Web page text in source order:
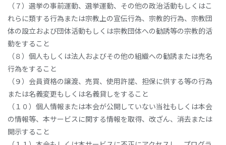
（７）選挙の事前運動、選挙運動、その他の政治活動もしくはこ
れらに類する行為または宗教上の宣伝行為、宗教的行為、宗教団
体の設立および団体活動もしくは宗教団体への勧誘等の宗教的活
動をすること
（８）個人もしくは法人およびその他の組織への勧誘または売名
行為をすること
（９）会員資格の譲渡、売買、使用許諾、担保に供する等の行為
または名義変更もしくは名義貸しをすること
（１０）個人情報または本会が公開していない当社もしくは本会
の情報等、本サービスに関する情報を取得、改ざん、消去または
開示すること